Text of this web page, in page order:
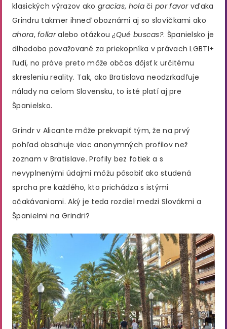
klasických výrazov ako gracias, holačipor favorvďaka
Grindru takmer ihneď oboznámi aj so slovíčkami ako
ahora,follaralebo otázkou¿Qué buscas?. Španielsko je
dlhodobo považované za priekopníka v právach LGBTI+
ľudí, no práve preto môže občas dôjsť k určitému
skresleniu reality. Tak, ako Bratislava neodzrkadľuje
nálady na celom Slovensku, to isté platí aj pre
Španielsko.
Grindr v Alicante môže prekvapiť tým, že na prvý
pohľad obsahuje viac anonymných profilov než
zoznam v Bratislave. Profily bez fotiek a s
nevyplnenými údajmi môžu pôsobiť ako studená
sprcha pre každého, kto prichádza s istými
očakávaniami. Aký je teda rozdiel medzi Slovákmi a
Španielmi na Grindri?